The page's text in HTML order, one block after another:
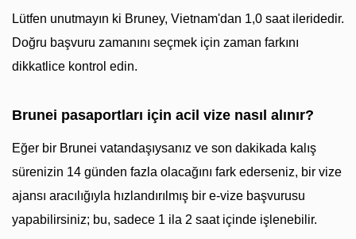
Lütfen unutmayın ki Bruney, Vietnam'dan 1,0 saat ileridedir.
Doğru başvuru zamanını seçmek için zaman farkını
dikkatlice kontrol edin.
Brunei pasaportları için acil vize nasıl alınır?
Eğer bir Brunei vatandaşıysanız ve son dakikada kalış
sürenizin 14 günden fazla olacağını fark ederseniz, bir vize
ajansı aracılığıyla hızlandırılmış bir e-vize başvurusu
yapabilirsiniz; bu, sadece 1 ila 2 saat içinde işlenebilir.